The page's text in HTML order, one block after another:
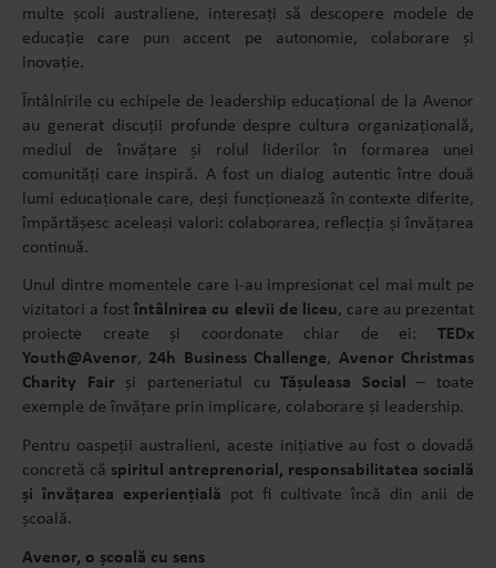
multe școli australiene, interesați să descopere modele de
educație care pun accent pe autonomie, colaborare și
inovație.
Întâlnirile cu echipele de leadership educațional de la Avenor
au generat discuții profunde despre cultura organizațională,
mediul de învățare și rolul liderilor în formarea unei
comunități care inspiră. A fost un dialog autentic între două
lumi educaționale care, deși funcționează în contexte diferite,
împărtășesc aceleași valori: colaborarea, reflecția și învățarea
continuă.
Unul dintre momentele care i-au impresionat cel mai mult pe
vizitatori a fostîntâlnirea cu elevii de liceu, care au prezentat
proiecte create și coordonate chiar de ei: TEDx
Youth@Avenor, 24h Business Challenge, Avenor Christmas
Charity Fair și parteneriatul cuTășuleasa Social – toate
exemple de învățare prin implicare, colaborare și leadership.
Pentru oaspeții australieni, aceste inițiative au fost o dovadă
concretă că spiritul antreprenorial, responsabilitatea socială
și învățarea experiențială pot fi cultivate încă din anii de
școală.
Avenor, o școală cu sens